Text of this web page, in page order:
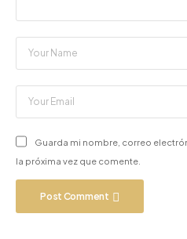
Guarda mi nombre, correo
la próxima vez que comente.
Post Comment